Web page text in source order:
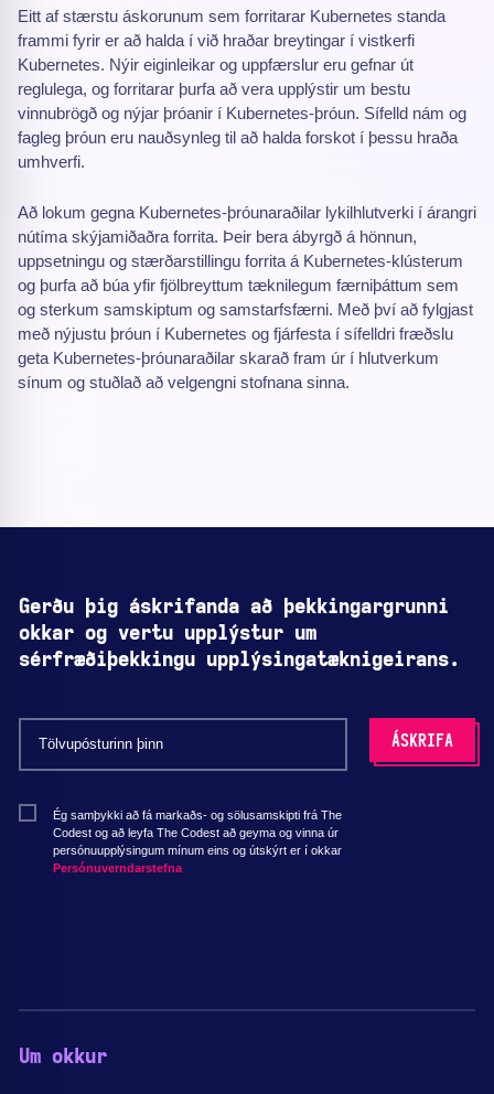
Eitt af stærstu áskorunum sem forritarar Kubernetes standa
frammi fyrir er að halda í við hraðar breytingar í vistkerfi
Kubernetes. Nýir eiginleikar og uppfærslur eru gefnar út
reglulega, og forritarar þurfa að vera upplýstir um bestu
vinnubrögð og nýjar þróanir í Kubernetes-þróun. Sífelld nám og
fagleg þróun eru nauðsynleg til að halda forskot í þessu hraða
umhverfi.
Að lokum gegna Kubernetes-þróunaraðilar lykilhlutverki í árangri
nútíma skýjamiðaðra forrita. Þeir bera ábyrgð á hönnun,
uppsetningu og stærðarstillingu forrita á Kubernetes-klústerum
og þurfa að búa yfir fjölbreyttum tæknilegum færniþáttum sem
og sterkum samskiptum og samstarfsfærni. Með því að fylgjast
með nýjustu þróun í Kubernetes og fjárfesta í sífelldri fræðslu
geta Kubernetes-þróunaraðilar skarað fram úr í hlutverkum
sínum og stuðlað að velgengni stofnana sinna.
Gerðu þig áskrifanda að þekkingargrunni
okkar og vertu upplýstur um
sérfræðiþekkingu upplýsingatæknigeirans.
Ég samþykki að fá markaðs- og sölusamskipti frá The
Codest og að leyfa The Codest að geyma og vinna úr
persónuupplýsingum mínum eins og útskýrt er í okkar
Persónuverndarstefna
Um okkur